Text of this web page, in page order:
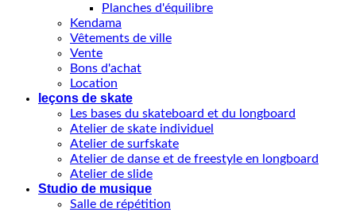
Planches d'équilibre
Kendama
Vêtements de ville
Vente
Bons d'achat
Location
leçons de skate
Les bases du skateboard et du longboard
Atelier de skate individuel
Atelier de surfskate
Atelier de danse et de freestyle en longboard
Atelier de slide
Studio de musique
Salle de répétition